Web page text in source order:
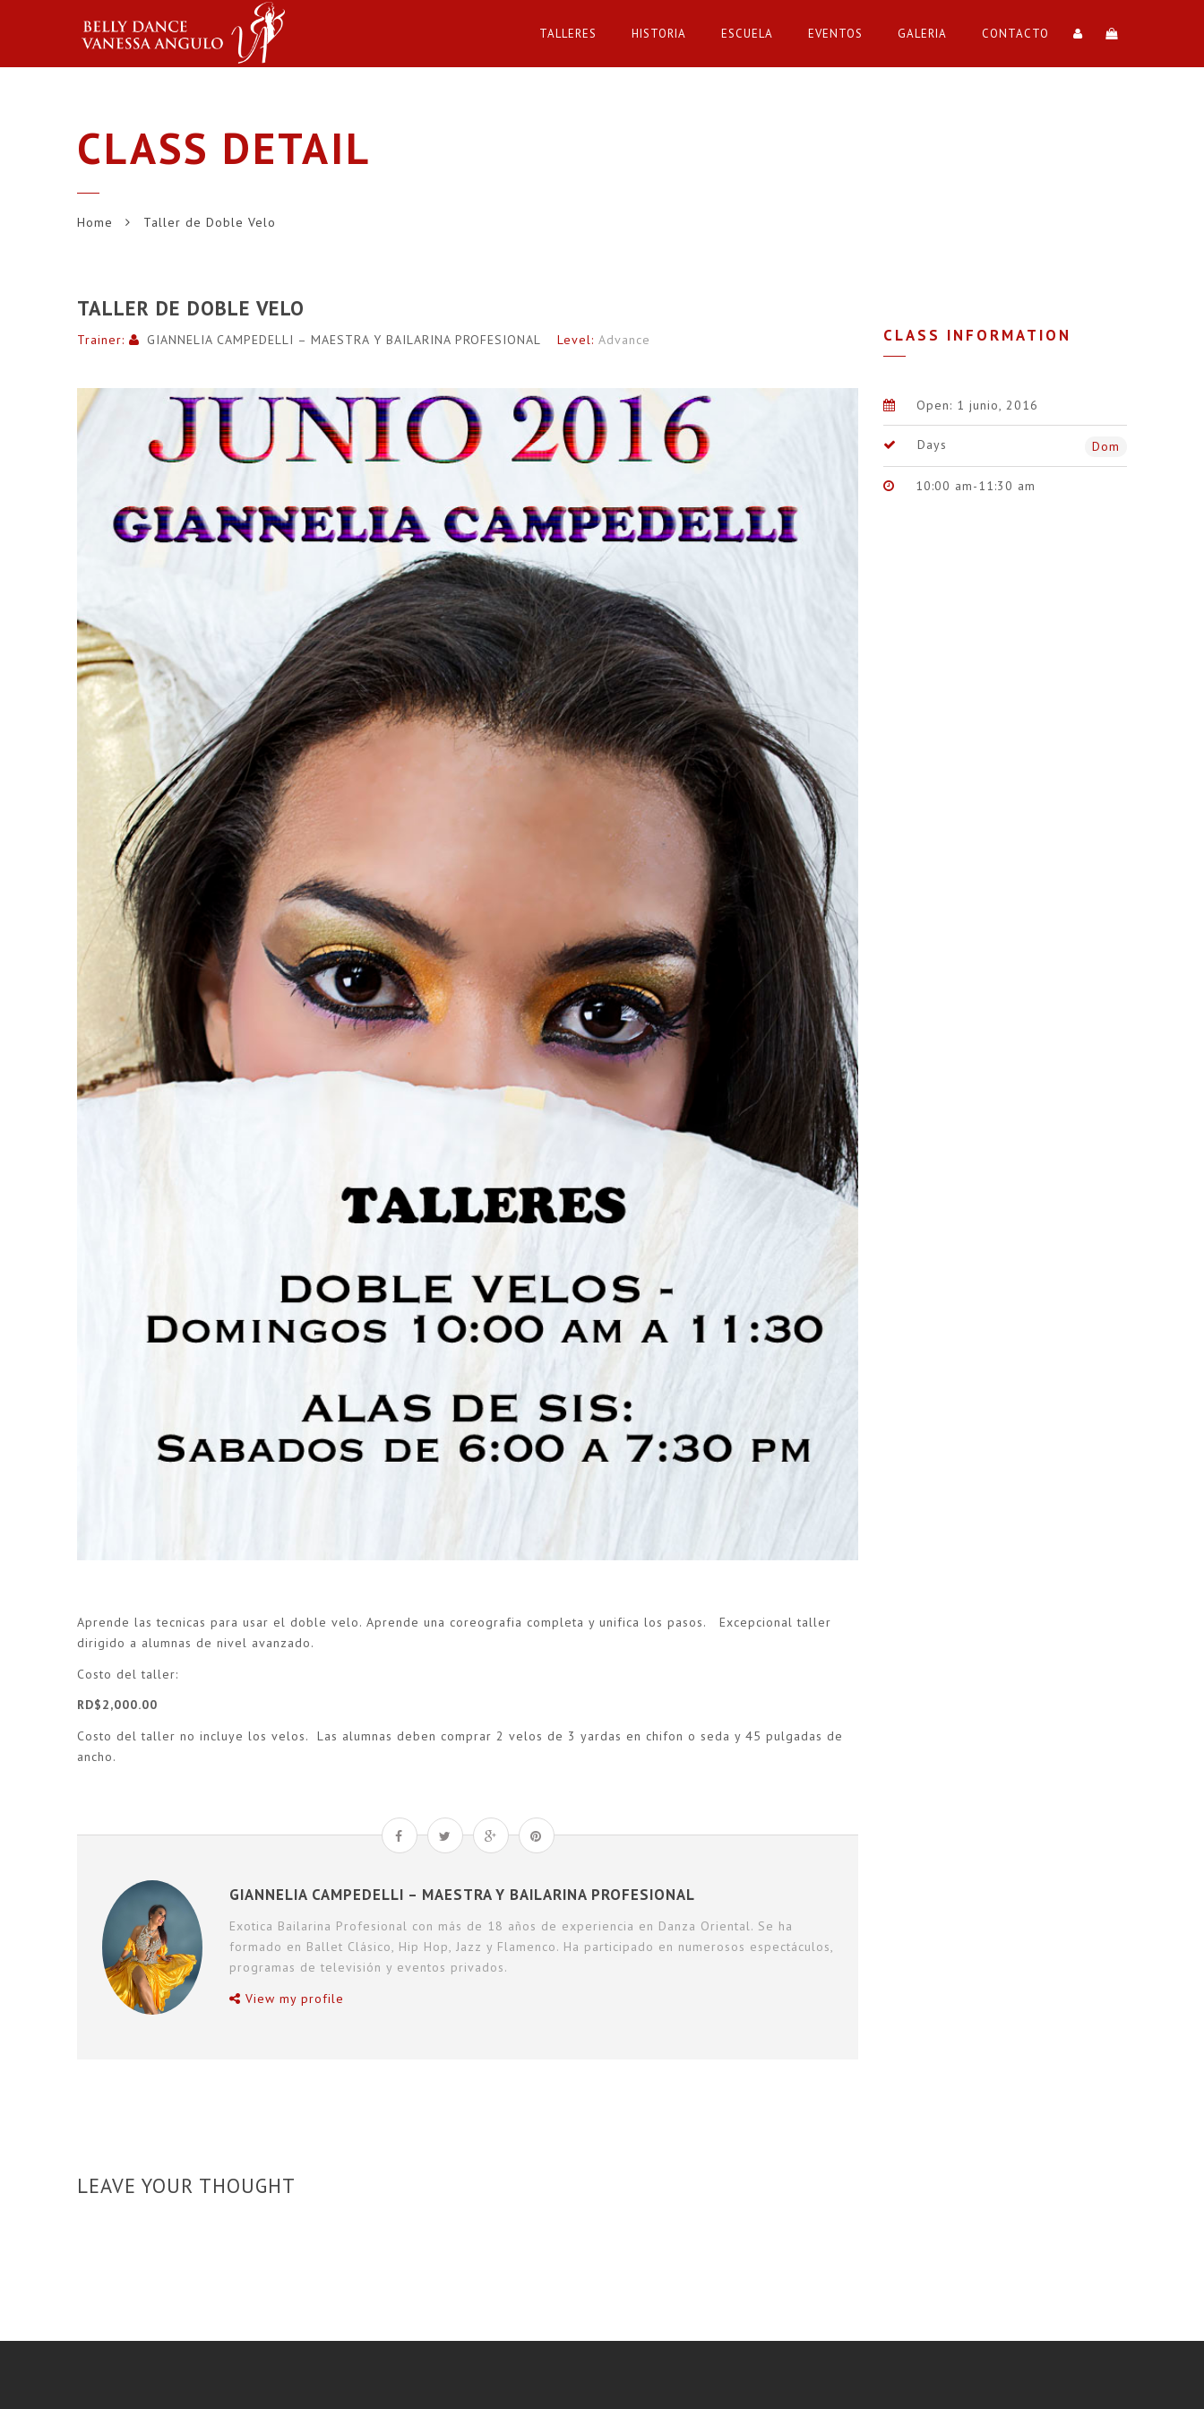
TALLERES HISTORIA ESCUELA EVENTOS GALERIA CONTACTO
CLASS DETAIL
Home Taller de Doble Velo
TALLER DE DOBLE VELO
Trainer: GIANNELIA CAMPEDELLI – MAESTRA Y BAILARINA PROFESIONAL Level: Advance
Aprende las tecnicas para usar el doble velo. Aprende una coreografia completa y unifica los pasos. Excepcional taller
dirigido a alumnas de nivel avanzado.
Costo del taller:
RD$2,000.00
Costo del taller no incluye los velos. Las alumnas deben comprar 2 velos de 3 yardas en chifon o seda y 45 pulgadas de
ancho.
GIANNELIA CAMPEDELLI – MAESTRA Y BAILARINA PROFESIONAL
Exotica Bailarina Profesional con más de 18 años de experiencia en Danza Oriental. Se ha
formado en Ballet Clásico, Hip Hop, Jazz y Flamenco. Ha participado en numerosos espectáculos,
programas de televisión y eventos privados.
View my profile
LEAVE YOUR THOUGHT
CLASS INFORMATION
Open: 1 junio, 2016
Days Dom
10:00 am-11:30 am